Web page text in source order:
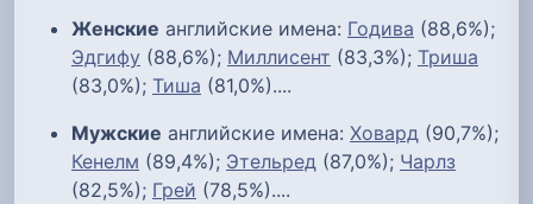
Женские английские имена: Годива (88,6%);
Эдгифу (88,6%); Миллисент (83,3%); Триша
(83,0%); Тиша (81,0%)....
Мужские английские имена: Ховард (90,7%);
Кенелм (89,4%); Этельред (87,0%); Чарлз
(82,5%); Грей (78,5%)....